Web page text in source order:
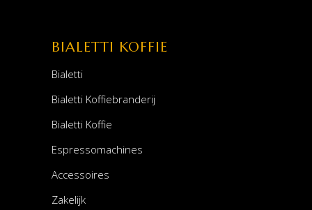
BIALETTI KOFFIE
Bialetti
Bialetti Koffiebranderij
Bialetti Koffie
Espressomachines
Accessoires
Zakelijk